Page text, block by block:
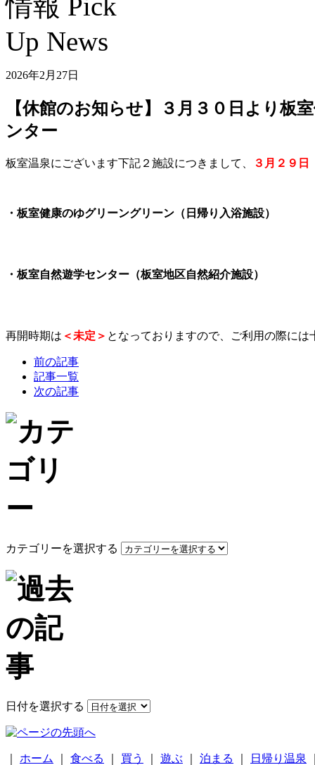
2026年2月27日
【休館のお知らせ】３月３０日より
ンター
板室温泉にございます下記２施設につきまして、 ３月２９日
・板室健康のゆグリーングリーン（日帰り入浴施設）
・板室自然遊学センター（板室地区自然紹介施設）
再開時期は ＜未定＞ となっておりますので、ご利用の際に
前の記事
記事一覧
次の記事
カテゴリーを選択する
日付を選択する
ホーム 食べる 買う 遊ぶ 泊まる 日帰り温泉